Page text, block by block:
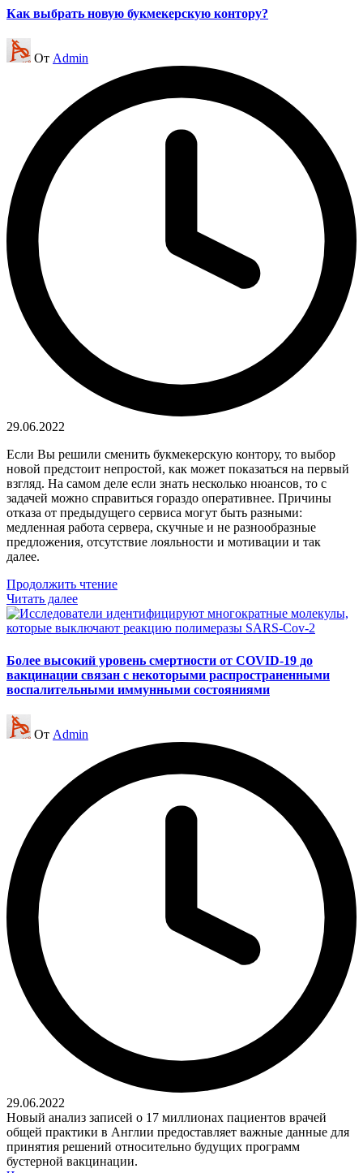
Как выбрать новую букмекерскую контору?
Запись
от
От Admin
29.06.2022
Если Вы решили сменить букмекерскую контору, то выбор
новой предстоит непростой, как может показаться на первый
взгляд. На самом деле если знать несколько нюансов, то с
задачей можно справиться гораздо оперативнее. Причины
отказа от предыдущего сервиса могут быть разными:
медленная работа сервера, скучные и не разнообразные
предложения, отсутствие лояльности и мотивации и так
далее.
Продолжить чтение
Читать далее
Более высокий уровень смертности от COVID-19 до
вакцинации связан с некоторыми распространенными
воспалительными иммунными состояниями
Запись
от
От Admin
29.06.2022
Новый анализ записей о 17 миллионах пациентов врачей
общей практики в Англии предоставляет важные данные для
принятия решений относительно будущих программ
бустерной вакцинации.